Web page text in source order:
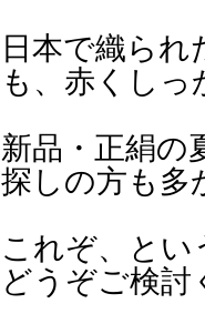
日本で織られ
も、赤くし
新品・正絹の
探しの方も多
これぞ、とい
どうぞご検